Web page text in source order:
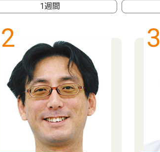
1週間
2 3